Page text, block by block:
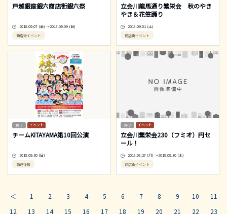
戸越銀座銀六商店街銀六祭
2018.09.07 (金) ～2018.09.09 (日)
商店街イベント
立会川龍馬通り繁栄会 秋のやき
やき＆花笠踊り
2018.09.01 (土)
商店街イベント
イベント
チームKITAYAMA第10回公演
2018.09.30 (日)
商連後援
イベント
立会川繁栄会230（フミオ）円セ
ール！
2018.08.27 (月) ～2018.08.30 (木)
商店街イベント
＜ 1 2 3 4 5 6 7 8 9 10
11
12
13 14 15 16 17 18 19 20 21 22 23